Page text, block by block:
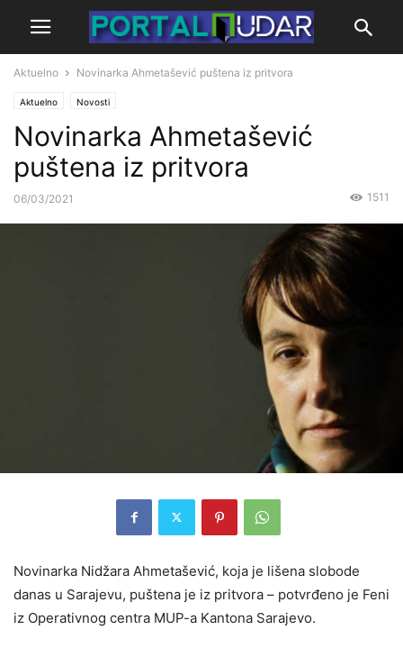
Aktuelno Novinarka Ahmetašević puštena iz pritvora
Aktuelno Novosti
Novinarka Ahmetašević
puštena iz pritvora
06/03/2021 1511
Novinarka Nidžara Ahmetašević, koja je lišena slobode
danas u Sarajevu, puštena je iz pritvora – potvrđeno je Feni
iz Operativnog centra MUP-a Kantona Sarajevo.